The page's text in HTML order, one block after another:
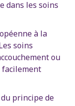
dans les soins
à la
soins
ou
facilement
principe de